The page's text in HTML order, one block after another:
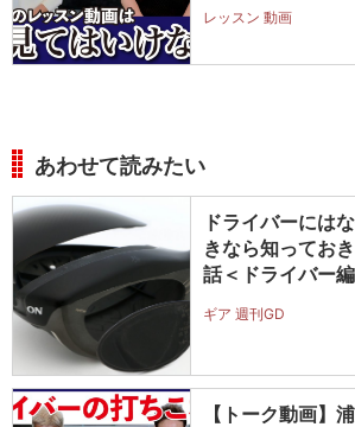
レッスン 動画
あわせて読みたい
ドライバーには
きなら知ってお
話＜ドライバー
ギア 週刊GD
【トーク動画